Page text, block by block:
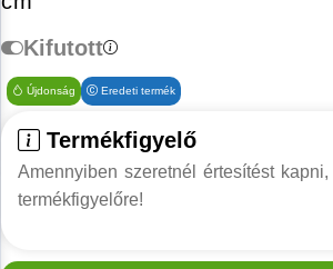
Kifutott
Újdonság Eredeti termék
Termékfigyelő
Amennyiben szeretnél értesítést
termékfigyelőre!